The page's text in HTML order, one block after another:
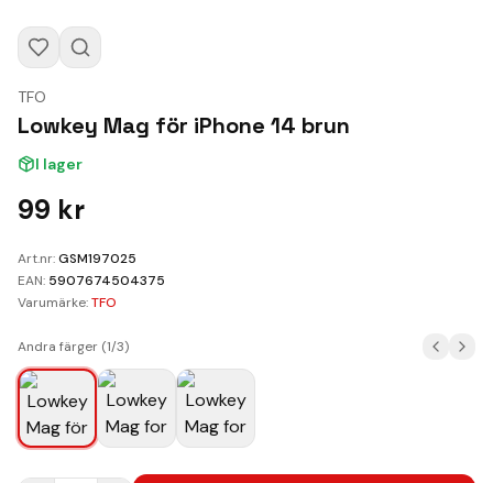
Butik
Kontakt
Kundvagn
TFO
Lowkey Mag för iPhone 14 brun
I lager
99 kr
Art.nr:GSM197025
EAN: 5907674504375
Varumärke:TFO
Andra färger (1/3)